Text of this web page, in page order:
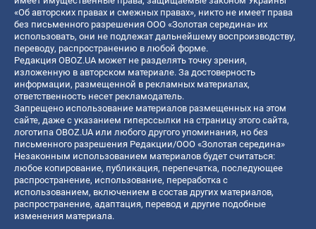
«Об авторских правах и смежных правах», никто не имеет права
без письменного разрешения ООО «Золотая середина» их
использовать, они не подлежат дальнейшему воспроизводству,
переводу, распространению в любой форме.
Редакция OBOZ.UA может не разделять точку зрения,
изложенную в авторском материале. За достоверность
информации, размещенной в рекламных материалах,
ответственность несет рекламодатель.
Запрещено использование материалов размещенных на этом
сайте, даже с указанием гиперссылки на страницу этого сайта,
логотипа OBOZ.UA или любого другого упоминания, но без
письменного разрешения Редакции/ООО «Золотая середина»
Незаконным использованием материалов будет считаться:
любое копирование, публикация, перепечатка, последующее
распространение, использование, переработка с
использованием, включением в состав других материалов,
распространение, адаптация, перевод и другие подобные
изменения материала.